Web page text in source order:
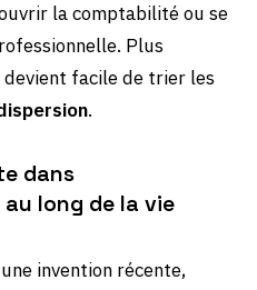
la comptabilité ou se
Plus
devient facile de trier les
.
dans
long de la vie
invention récente,